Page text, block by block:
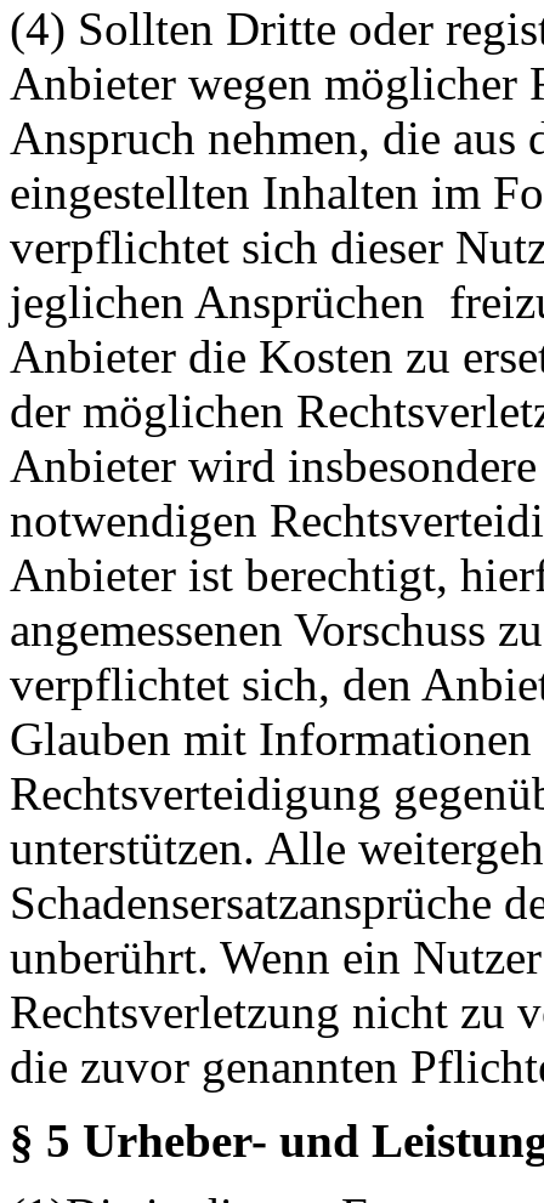
(4) Sollten Dritte oder
Anbieter wegen möglicher
Anspruch nehmen, die aus
eingestellten Inhalten im
verpflichtet sich dieser
jeglichen Ansprüchen
Anbieter die Kosten zu
der möglichen
Anbieter wird
notwendigen
Anbieter ist berechtigt,
angemessenen Vorschuss
verpflichtet sich, den
Glauben mit
Rechtsverteidigung
unterstützen. Alle
Schadensersatzansprüche
unberührt. Wenn ein
Rechtsverletzung nicht zu
die zuvor genannten
§ 5 Urheber- und